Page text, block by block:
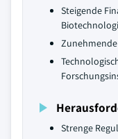
Steigende
Strenge